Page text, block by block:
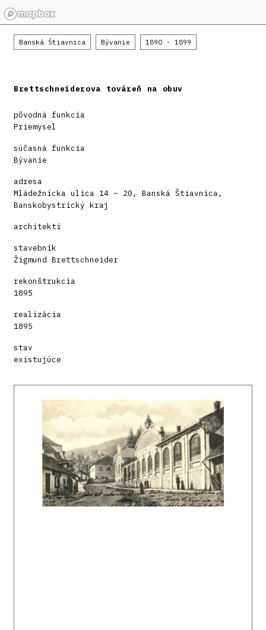
Banská Štiavnica Bývanie 1890 - 1899
Brettschneiderova továreň na obuv
pôvodná funkcia
Priemysel
súčasná funkcia
Bývanie
adresa
Mládežnícka ulica 14 – 20, Banská Štiavnica,
Banskobystrický kraj
architekti
stavebník
Žigmund Brettschneider
rekonštrukcia
1895
realizácia
1895
stav
existujúce